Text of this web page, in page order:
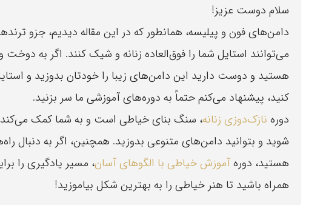
سلام دوست عزیز!
دامن‌های فون و پیلیسه، همانطور که در این مقاله دیدیم، جزو
می‌توانند استایل شما را فوق‌العاده زنانه و شیک کنند. اگر به
هستید و دوست دارید این دامن‌های زیبا را خودتان بدوزید و
کنید، پیشنهاد می‌کنم حتماً به دوره‌های آموزشی ما سر بزنید.
دوره نازک‌دوزی زنانه، سنگ بنای خیاطی است و به شما کمک می‌کند
شوید و بتوانید دامن‌های متنوعی بدوزید. همچنین، اگر به دنبال
هستید، دورهآموزش خیاطی با الگوهای آسان، مسیر یادگیری را
همراه باشید تا هنر خیاطی را به بهترین شکل بیاموزید!